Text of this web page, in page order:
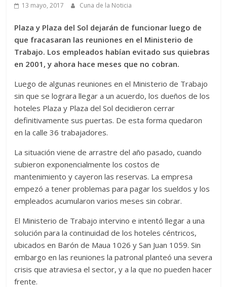
13 mayo, 2017 Cuna de la Noticia
Plaza y Plaza del Sol dejarán de funcionar luego de
que fracasaran las reuniones en el Ministerio de
Trabajo. Los empleados habían evitado sus quiebras
en 2001, y ahora hace meses que no cobran.
Luego de algunas reuniones en el Ministerio de Trabajo
sin que se lograra llegar a un acuerdo, los dueños de los
hoteles Plaza y Plaza del Sol decidieron cerrar
definitivamente sus puertas. De esta forma quedaron
en la calle 36 trabajadores.
La situación viene de arrastre del año pasado, cuando
subieron exponencialmente los costos de
mantenimiento y cayeron las reservas. La empresa
empezó a tener problemas para pagar los sueldos y los
empleados acumularon varios meses sin cobrar.
El Ministerio de Trabajo intervino e intentó llegar a una
solución para la continuidad de los hoteles céntricos,
ubicados en Barón de Maua 1026 y San Juan 1059. Sin
embargo en las reuniones la patronal planteó una severa
crisis que atraviesa el sector, y a la que no pueden hacer
frente.